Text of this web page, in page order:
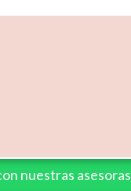
nuestras asesoras